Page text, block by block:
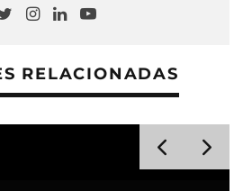
RELACIONADAS